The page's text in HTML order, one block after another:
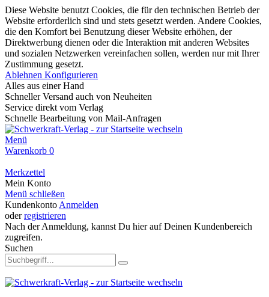
Diese Website benutzt Cookies, die für den technischen Betrieb der
Website erforderlich sind und stets gesetzt werden. Andere Cookies,
die den Komfort bei Benutzung dieser Website erhöhen, der
Direktwerbung dienen oder die Interaktion mit anderen Websites
und sozialen Netzwerken vereinfachen sollen, werden nur mit Ihrer
Zustimmung gesetzt.
Ablehnen Konfigurieren
Alles aus einer Hand
Schneller Versand auch von Neuheiten
Service direkt vom Verlag
Schnelle Bearbeitung von Mail-Anfragen
Menü
Warenkorb 0
Merkzettel
Mein Konto
Menü schließen
Kundenkonto Anmelden
oderregistrieren
Nach der Anmeldung, kannst Du hier auf Deinen Kundenbereich
zugreifen.
Suchen